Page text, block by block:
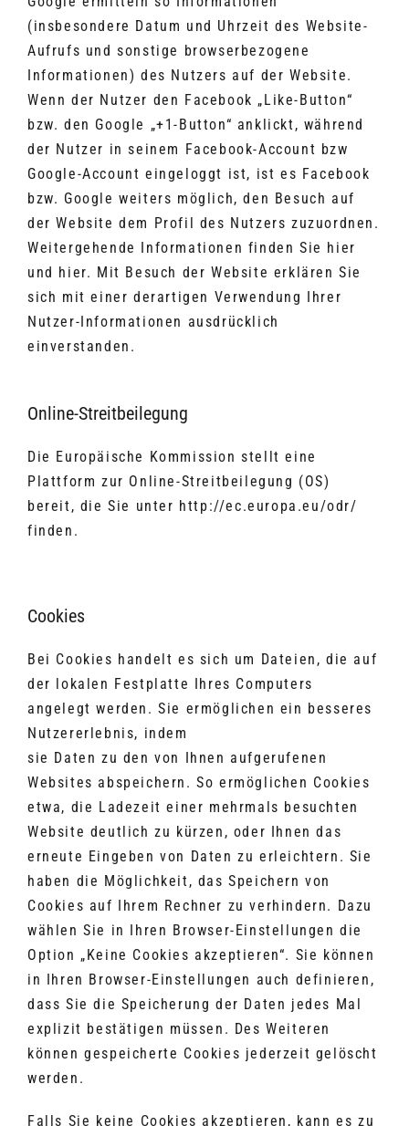
(insbesondere Datum und Uhrzeit des Website-
Aufrufs und sonstige browserbezogene
Informationen) des Nutzers auf der Website.
Wenn der Nutzer den Facebook „Like-Button“
bzw. den Google „+1-Button“ anklickt, während
der Nutzer in seinem Facebook-Account bzw
Google-Account eingeloggt ist, ist es Facebook
bzw. Google weiters möglich, den Besuch auf
der Website dem Profil des Nutzers zuzuordnen.
Weitergehende Informationen finden Sie hier
und hier. Mit Besuch der Website erklären Sie
sich mit einer derartigen Verwendung Ihrer
Nutzer-Informationen ausdrücklich
einverstanden.
Online-Streitbeilegung
Die Europäische Kommission stellt eine
Plattform zur Online-Streitbeilegung (OS)
bereit, die Sie unter http://ec.europa.eu/odr/
finden.
Cookies
Bei Cookies handelt es sich um Dateien, die auf
der lokalen Festplatte Ihres Computers
angelegt werden. Sie ermöglichen ein besseres
Nutzererlebnis, indem
sie Daten zu den von Ihnen aufgerufenen
Websites abspeichern. So ermöglichen Cookies
etwa, die Ladezeit einer mehrmals besuchten
Website deutlich zu kürzen, oder Ihnen das
erneute Eingeben von Daten zu erleichtern. Sie
haben die Möglichkeit, das Speichern von
Cookies auf Ihrem Rechner zu verhindern. Dazu
wählen Sie in Ihren Browser-Einstellungen die
Option „Keine Cookies akzeptieren“. Sie können
in Ihren Browser-Einstellungen auch definieren,
dass Sie die Speicherung der Daten jedes Mal
explizit bestätigen müssen. Des Weiteren
können gespeicherte Cookies jederzeit gelöscht
werden.
Falls Sie keine Cookies akzeptieren, kann es zu